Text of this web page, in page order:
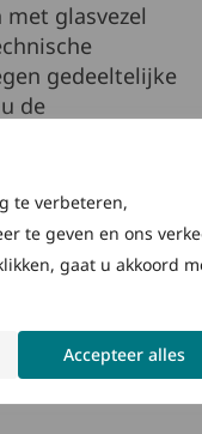
te verbeteren,
te geven en ons
gaat u akkoord
Accepteer alles
glasvezel
gedeeltelijke
de
door op zoek
onbeschadigd is
of scheuren ziet,
af en overgiet